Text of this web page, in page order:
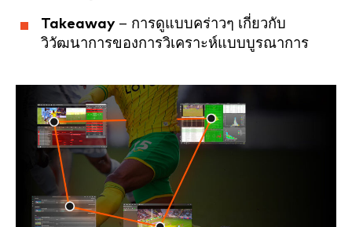
Takeaway – การดูแบบคร่าวๆ เกี่ยวกับ
วิวัฒนาการของการวิเคราะห์แบบบูรณาการ